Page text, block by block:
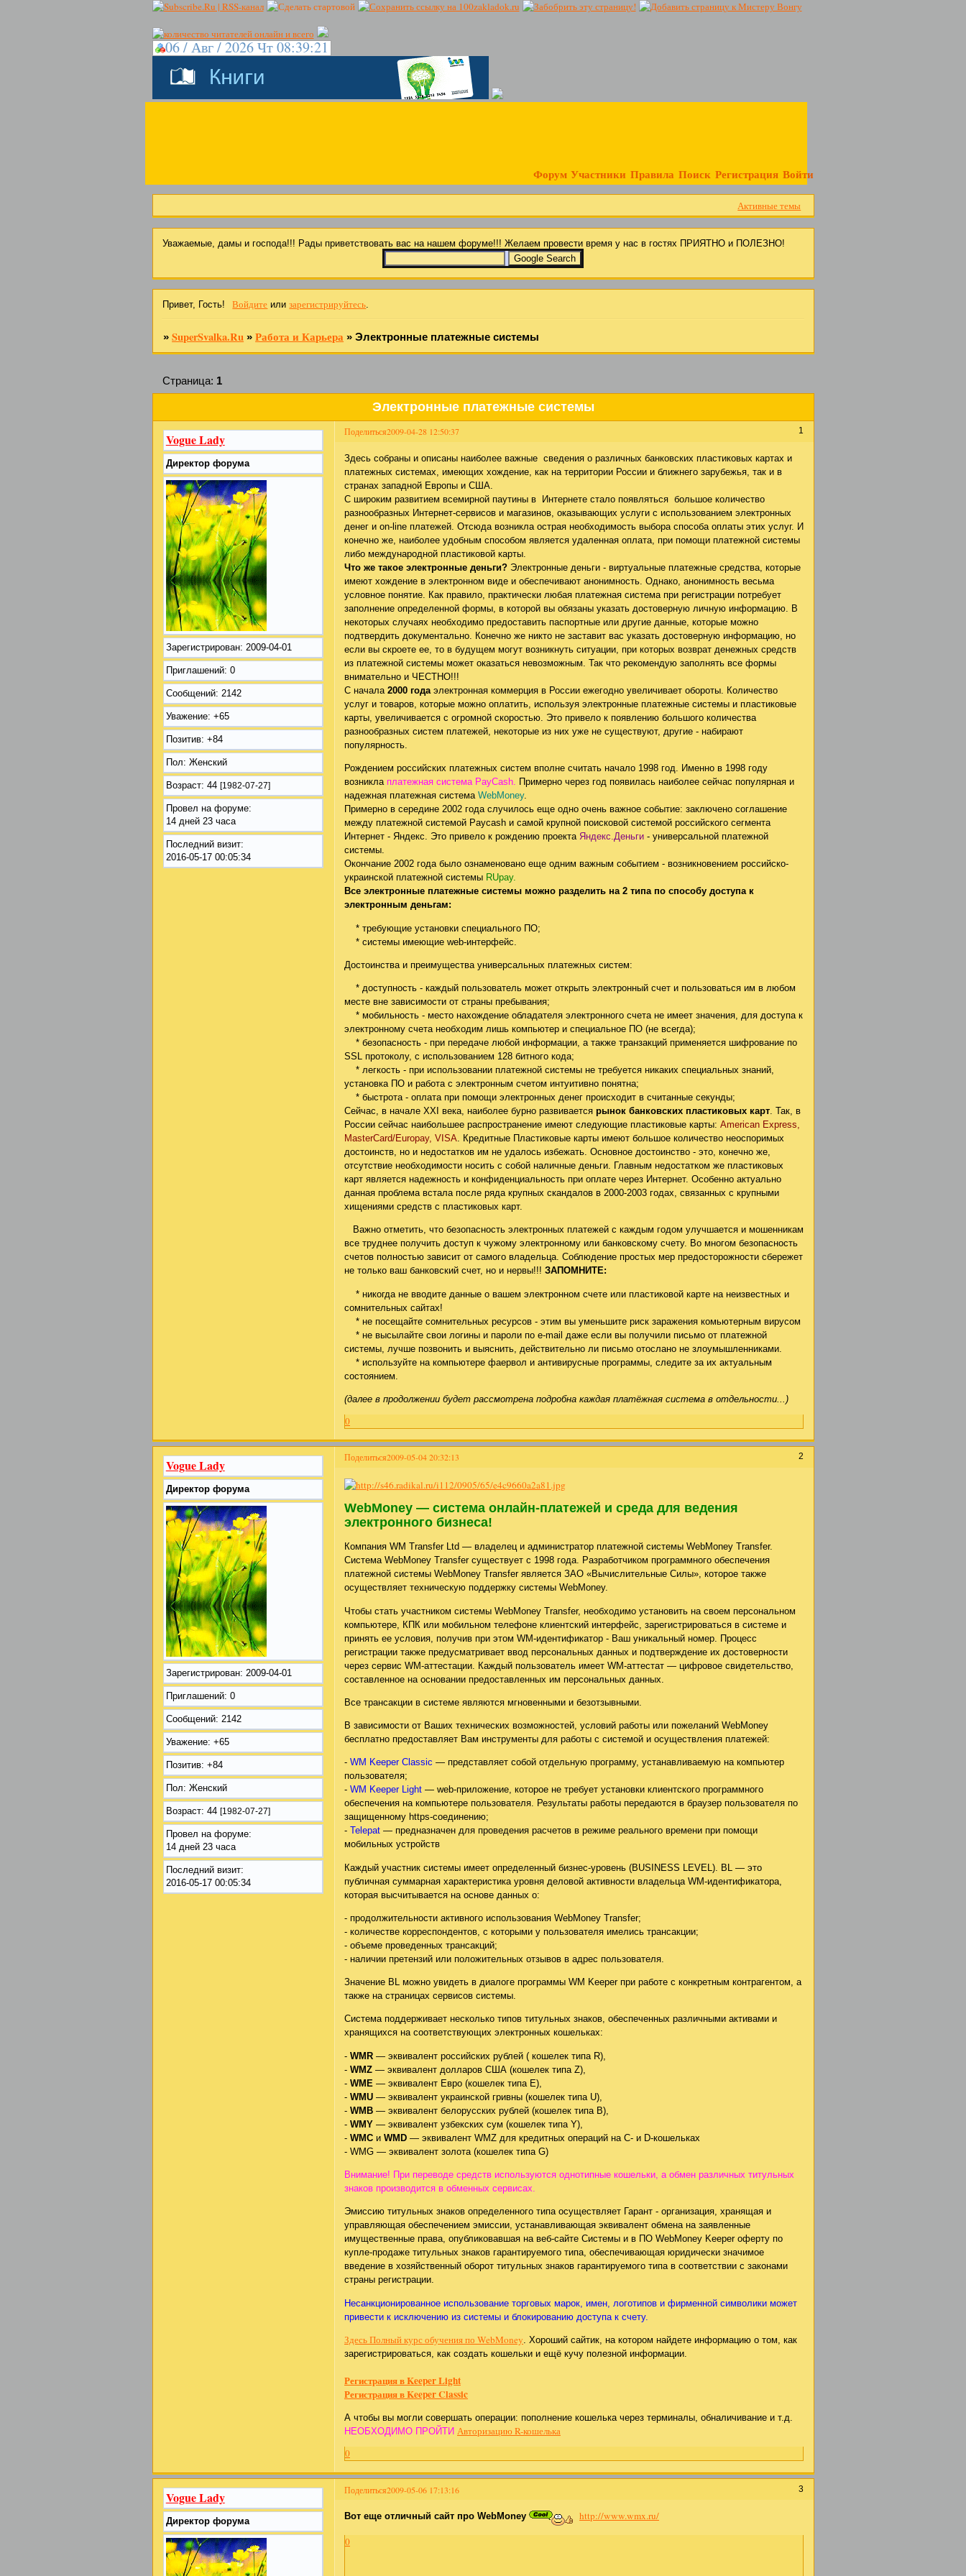
06 / Авг / 2026 Чт 08:39:22
Форум Участники Правила Поиск Регистрация Войти
Активные темы
Уважаемые, дамы и господа!!! Рады приветствовать вас на нашем форуме!!! Желаем провести время у нас в гостях ПРИЯТНО и ПОЛЕЗНО!
Привет, Гость! Войдите илизарегистрируйтесь
»SuperSvalka.Ru »Работа и Карьера »Электронные платежные системы
Электронные платежные системы
Страница: 1
Поделиться 1
2009-04-28 12:50:37
Vogue Lady
Директор форума
Зарегистрирован: 2009-04-01
Приглашений: 0
Сообщений: 2142
Уважение: +65
Позитив: +84
Пол: Женский
Возраст: 44 [1982-07-27]
Провел на форуме:
14 дней 23 часа
Последний визит:
2016-05-17 00:05:34
Здесь собраны и описаны наиболее важные сведения о различных банковских пластиковых картах и
платежных системах, имеющих хождение, как на территории России и ближнего зарубежья, так и в
странах западной Европы и США.
С широким развитием всемирной паутины в Интернете стало появляться большое количество
разнообразных Интернет-сервисов и магазинов, оказывающих услуги с использованием электронных
денег и on-line платежей. Отсюда возникла острая необходимость выбора способа оплаты этих услуг. И
конечно же, наиболее удобным способом является удаленная оплата, при помощи платежной системы
либо международной пластиковой карты.
Что же такое электронные деньги?Электронные деньги - виртуальные платежные средства, которые
имеют хождение в электронном виде и обеспечивают анонимность. Однако, анонимность весьма
условное понятие. Как правило, практически любая платежная система при регистрации потребует
заполнение определенной формы, в которой вы обязаны указать достоверную личную информацию. В
некоторых случаях необходимо предоставить паспортные или другие данные, которые можно
подтвердить документально. Конечно же никто не заставит вас указать достоверную информацию, но
если вы скроете ее, то в будущем могут возникнуть ситуации, при которых возврат денежных средств
из платежной системы может оказаться невозможным. Так что рекомендую заполнять все формы
внимательно и ЧЕСТНО!!!
С начала 2000 годаэлектронная коммерция в России ежегодно увеличивает обороты. Количество
услуг и товаров, которые можно оплатить, используя электронные платежные системы и пластиковые
карты, увеличивается с огромной скоростью. Это привело к появлению большого количества
разнообразных систем платежей, некоторые из них уже не существуют, другие - набирают
популярность.
Рождением российских платежных систем вполне считать начало 1998 год. Именно в 1998 году
возниклаплатежная система PayCash. Примерно через год появилась наиболее сейчас популярная и
надежная платежная система WebMoney.
Примерно в середине 2002 года случилось еще одно очень важное событие: заключено соглашение
между платежной системой Paycash и самой крупной поисковой системой российского сегмента
Интернет - Яндекс. Это привело к рождению проекта Яндекс.Деньги- универсальной платежной
системы.
Окончание 2002 года было ознаменовано еще одним важным событием - возникновением российско-
украинской платежной системы RUpay.
Все электронные платежные системы можно разделить на 2 типа по способу доступа к
электронным деньгам:
* требующие установки специального ПО;
* системы имеющие web-интерфейс.
Достоинства и преимущества универсальных платежных систем:
* доступность - каждый пользователь может открыть электронный счет и пользоваться им в любом
месте вне зависимости от страны пребывания;
* мобильность - место нахождение обладателя электронного счета не имеет значения, для доступа к
электронному счета необходим лишь компьютер и специальное ПО (не всегда);
* безопасность - при передаче любой информации, а также транзакций применяется шифрование по
SSL протоколу, с использованием 128 битного кода;
* легкость - при использовании платежной системы не требуется никаких специальных знаний,
установка ПО и работа с электронным счетом интуитивно понятна;
* быстрота - оплата при помощи электронных денег происходит в считанные секунды;
Сейчас, в начале XXI века, наиболее бурно развивается рынок банковских пластиковых карт. Так, в
России сейчас наибольшее распространение имеют следующие пластиковые карты: American Express,
MasterCard/Europay, VISA. Кредитные Пластиковые карты имеют большое количество неоспоримых
достоинств, но и недостатков им не удалось избежать. Основное достоинство - это, конечно же,
отсутствие необходимости носить с собой наличные деньги. Главным недостатком же пластиковых
карт является надежность и конфиденциальность при оплате через Интернет. Особенно актуально
данная проблема встала после ряда крупных скандалов в 2000-2003 годах, связанных с крупными
хищениями средств с пластиковых карт.
Важно отметить, что безопасность электронных платежей с каждым годом улучшается и мошенникам
все труднее получить доступ к чужому электронному или банковскому счету. Во многом безопасность
счетов полностью зависит от самого владельца. Соблюдение простых мер предосторожности сбережет
не только ваш банковский счет, но и нервы!!! ЗАПОМНИТЕ:
* никогда не вводите данные о вашем электронном счете или пластиковой карте на неизвестных и
сомнительных сайтах!
* не посещайте сомнительных ресурсов - этим вы уменьшите риск заражения комьютерным вирусом
* не высылайте свои логины и пароли по e-mail даже если вы получили письмо от платежной
системы, лучше позвонить и выяснить, действительно ли письмо отослано не злоумышленниками.
* используйте на компьютере фаервол и антивирусные программы, следите за их актуальным
состоянием.
(далее в продолжении будет рассмотрена подробна каждая платёжная система в отдельности...)
0
Поделиться 2
2009-05-04 20:32:13
Vogue Lady
Директор форума
Зарегистрирован: 2009-04-01
Приглашений: 0
Сообщений: 2142
Уважение: +65
Позитив: +84
Пол: Женский
Возраст: 44 [1982-07-27]
Провел на форуме:
14 дней 23 часа
Последний визит:
2016-05-17 00:05:34
WebMoney — система онлайн-платежей и среда для ведения
электронного бизнеса!
Компания WM Transfer Ltd — владелец и администратор платежной системы WebMoney Transfer.
Система WebMoney Transfer существует с 1998 года. Разработчиком программного обеспечения
платежной системы WebMoney Transfer является ЗАО «Вычислительные Силы», которое также
осуществляет техническую поддержку системы WebMoney.
Чтобы стать участником системы WebMoney Transfer, необходимо установить на своем персональном
компьютере, КПК или мобильном телефоне клиентский интерфейс, зарегистрироваться в системе и
принять ее условия, получив при этом WM-идентификатор - Ваш уникальный номер. Процесс
регистрации также предусматривает ввод персональных данных и подтверждение их достоверности
через сервис WM-аттестации. Каждый пользователь имеет WM-аттестат — цифровое свидетельство,
составленное на основании предоставленных им персональных данных.
Все трансакции в системе являются мгновенными и безотзывными.
В зависимости от Ваших технических возможностей, условий работы или пожеланий WebMoney
бесплатно предоставляет Вам инструменты для работы с системой и осуществления платежей:
- WM Keeper Classic — представляет собой отдельную программу, устанавливаемую на компьютер
пользователя;
- WM Keeper Light— web-приложение, которое не требует установки клиентского программного
обеспечения на компьютере пользователя. Результаты работы передаются в браузер пользователя по
защищенному https-соединению;
- Telepat— предназначен для проведения расчетов в режиме реального времени при помощи
мобильных устройств
Каждый участник системы имеет определенный бизнес-уровень (BUSINESS LEVEL). BL — это
публичная cуммарная характеристика уровня деловой активности владельца WM-идентификатора,
которая высчитывается на основе данных о:
- продолжительности активного использования WebMoney Transfer;
- количестве корреспондентов, с которыми у пользователя имелись трансакции;
- объеме проведенных трансакций;
- наличии претензий или положительных отзывов в адрес пользователя.
Значение BL можно увидеть в диалоге программы WM Keeper при работе с конкретным контрагентом, а
также на страницах сервисов системы.
Система поддерживает несколько типов титульных знаков, обеспеченных различными активами и
хранящихся на соответствующих электронных кошельках:
- WMR— эквивалент российских рублей ( кошелек типа R),
- WMZ— эквивалент долларов США (кошелек типа Z),
- WME — эквивалент Евро (кошелек типа Е),
- WMU— эквивалент украинской гривны (кошелек типа U),
- WMB— эквивалент белорусских рублей (кошелек типа B),
- WMY— эквивалент узбекских сум (кошелек типа Y),
- WMCиWMD— эквивалент WMZ для кредитных операций на С- и D-кошельках
- WMG — эквивалент золота (кошелек типа G)
Внимание! При переводе средств используются однотипные кошельки, а обмен различных титульных
знаков производится в обменных сервисах.
Эмиссию титульных знаков определенного типа осуществляет Гарант - организация, хранящая и
управляющая обеспечением эмиссии, устанавливающая эквивалент обмена на заявленные
имущественные права, опубликовавшая на веб-сайте Системы и в ПО WebMoney Keeper оферту по
купле-продаже титульных знаков гарантируемого типа, обеспечивающая юридически значимое
введение в хозяйственный оборот титульных знаков гарантируемого типа в соответствии с законами
страны регистрации.
Несанкционированное использование торговых марок, имен, логотипов и фирменной символики может
привести к исключению из системы и блокированию доступа к счету.
Здесь Полный курс обучения по WebMoney . Хороший сайтик, на котором найдете информацию о том, как
зарегистрироваться, как создать кошельки и ещё кучу полезной информации.
Регистрация в Keeper Light
Регистрация в Keeper Classic
А чтобы вы могли совершать операции: пополнение кошелька через терминалы, обналичивание и т.д.
НЕОБХОДИМО ПРОЙТИ Авторизацию R-кошелька
0
Поделиться 3
2009-05-06 17:13:16
Vogue Lady
Директор форума Вот еще отличный сайт про WebMoney
http://www.wmx.ru/
0